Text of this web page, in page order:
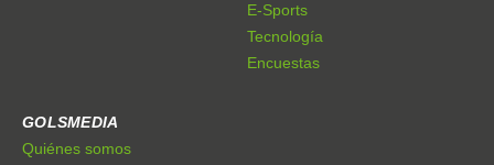
E-Sports
Tecnología
Encuestas
GOLSMEDIA
Quiénes somos